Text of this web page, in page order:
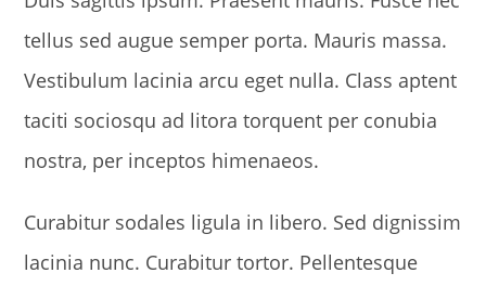
tellus sed augue semper porta. Mauris massa.
Vestibulum lacinia arcu eget nulla. Class aptent
taciti sociosqu ad litora torquent per conubia
nostra, per inceptos himenaeos.
Curabitur sodales ligula in libero. Sed dignissim
lacinia nunc. Curabitur tortor. Pellentesque